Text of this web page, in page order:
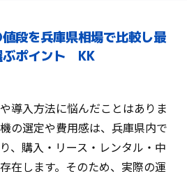
段を兵庫県相場で比較し最
ぶポイント KK
導入方法に悩んだことはありま
の選定や費用感は、兵庫県内で
、購入・リース・レンタル・中
在します。そのため、実際の運